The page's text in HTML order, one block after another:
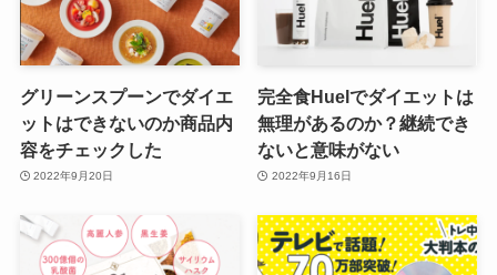
グリーンスプーンでダイエ
ットはできないのか商品内
容をチェックした
2022年9月20日
完全食Huelでダイエットは
無理があるのか？継続でき
ないと意味がない
2022年9月16日